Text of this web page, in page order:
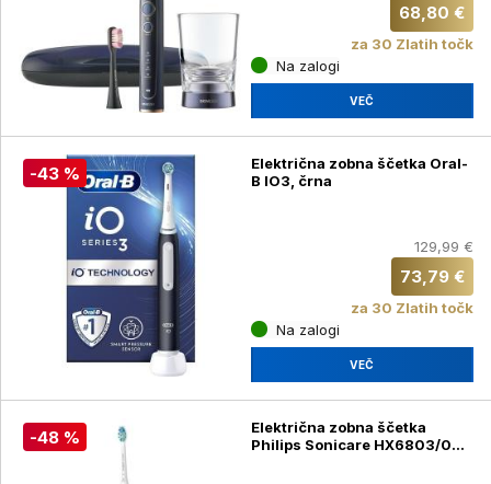
68,80 €
za 30 Zlatih točk
Na zalogi
VEČ
-43 %
Električna zobna ščetka Oral-
B IO3, črna
129,99 €
73,79 €
za 30 Zlatih točk
Na zalogi
VEČ
-48 %
Električna zobna ščetka
Philips Sonicare HX6803/04 -